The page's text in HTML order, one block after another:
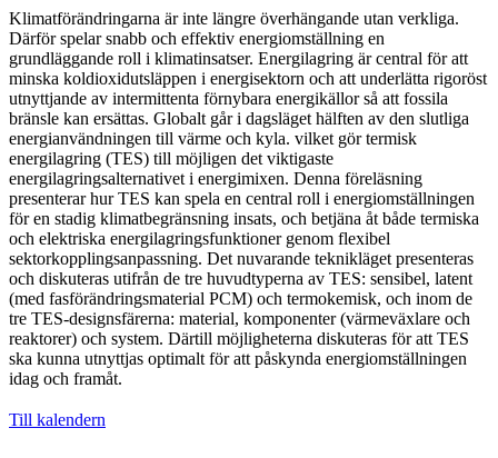
Klimatförändringarna är inte längre överhängande utan verkliga.
Därför spelar snabb och effektiv energiomställning en
grundläggande roll i klimatinsatser. Energilagring är central för att
minska koldioxidutsläppen i energisektorn och att underlätta rigoröst
utnyttjande av intermittenta förnybara energikällor så att fossila
bränsle kan ersättas. Globalt går i dagsläget hälften av den slutliga
energianvändningen till värme och kyla. vilket gör termisk
energilagring (TES) till möjligen det viktigaste
energilagringsalternativet i energimixen. Denna föreläsning
presenterar hur TES kan spela en central roll i energiomställningen
för en stadig klimatbegränsning insats, och betjäna åt både termiska
och elektriska energilagringsfunktioner genom flexibel
sektorkopplingsanpassning. Det nuvarande teknikläget presenteras
och diskuteras utifrån de tre huvudtyperna av TES: sensibel, latent
(med fasförändringsmaterial PCM) och termokemisk, och inom de
tre TES-designsfärerna: material, komponenter (värmeväxlare och
reaktorer) och system. Därtill möjligheterna diskuteras för att TES
ska kunna utnyttjas optimalt för att påskynda energiomställningen
idag och framåt.
Till kalendern